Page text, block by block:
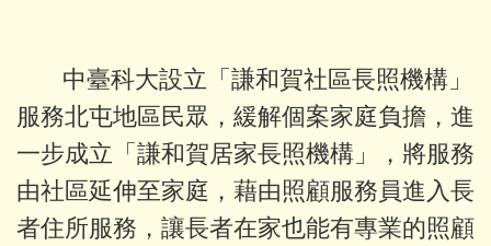
中臺科大設立「謙和賀社區長照機構」
服務北屯地區民眾，緩解個案家庭負擔，進
一步成立「謙和賀居家長照機構」，將服務
由社區延伸至家庭，藉由照顧服務員進入長
者住所服務，讓長者在家也能有專業的照顧